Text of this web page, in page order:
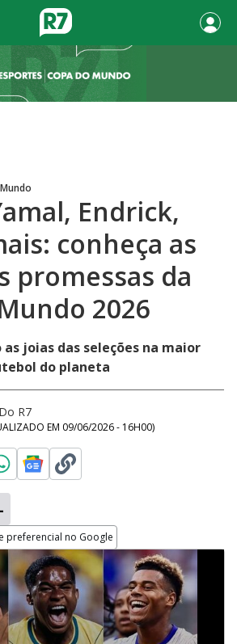
Endrick,
conheça as
promessas da
2026
joias das seleções na maior
do planeta
Do R7
EM 09/06/2026 - 16H00)
preferencial no Google